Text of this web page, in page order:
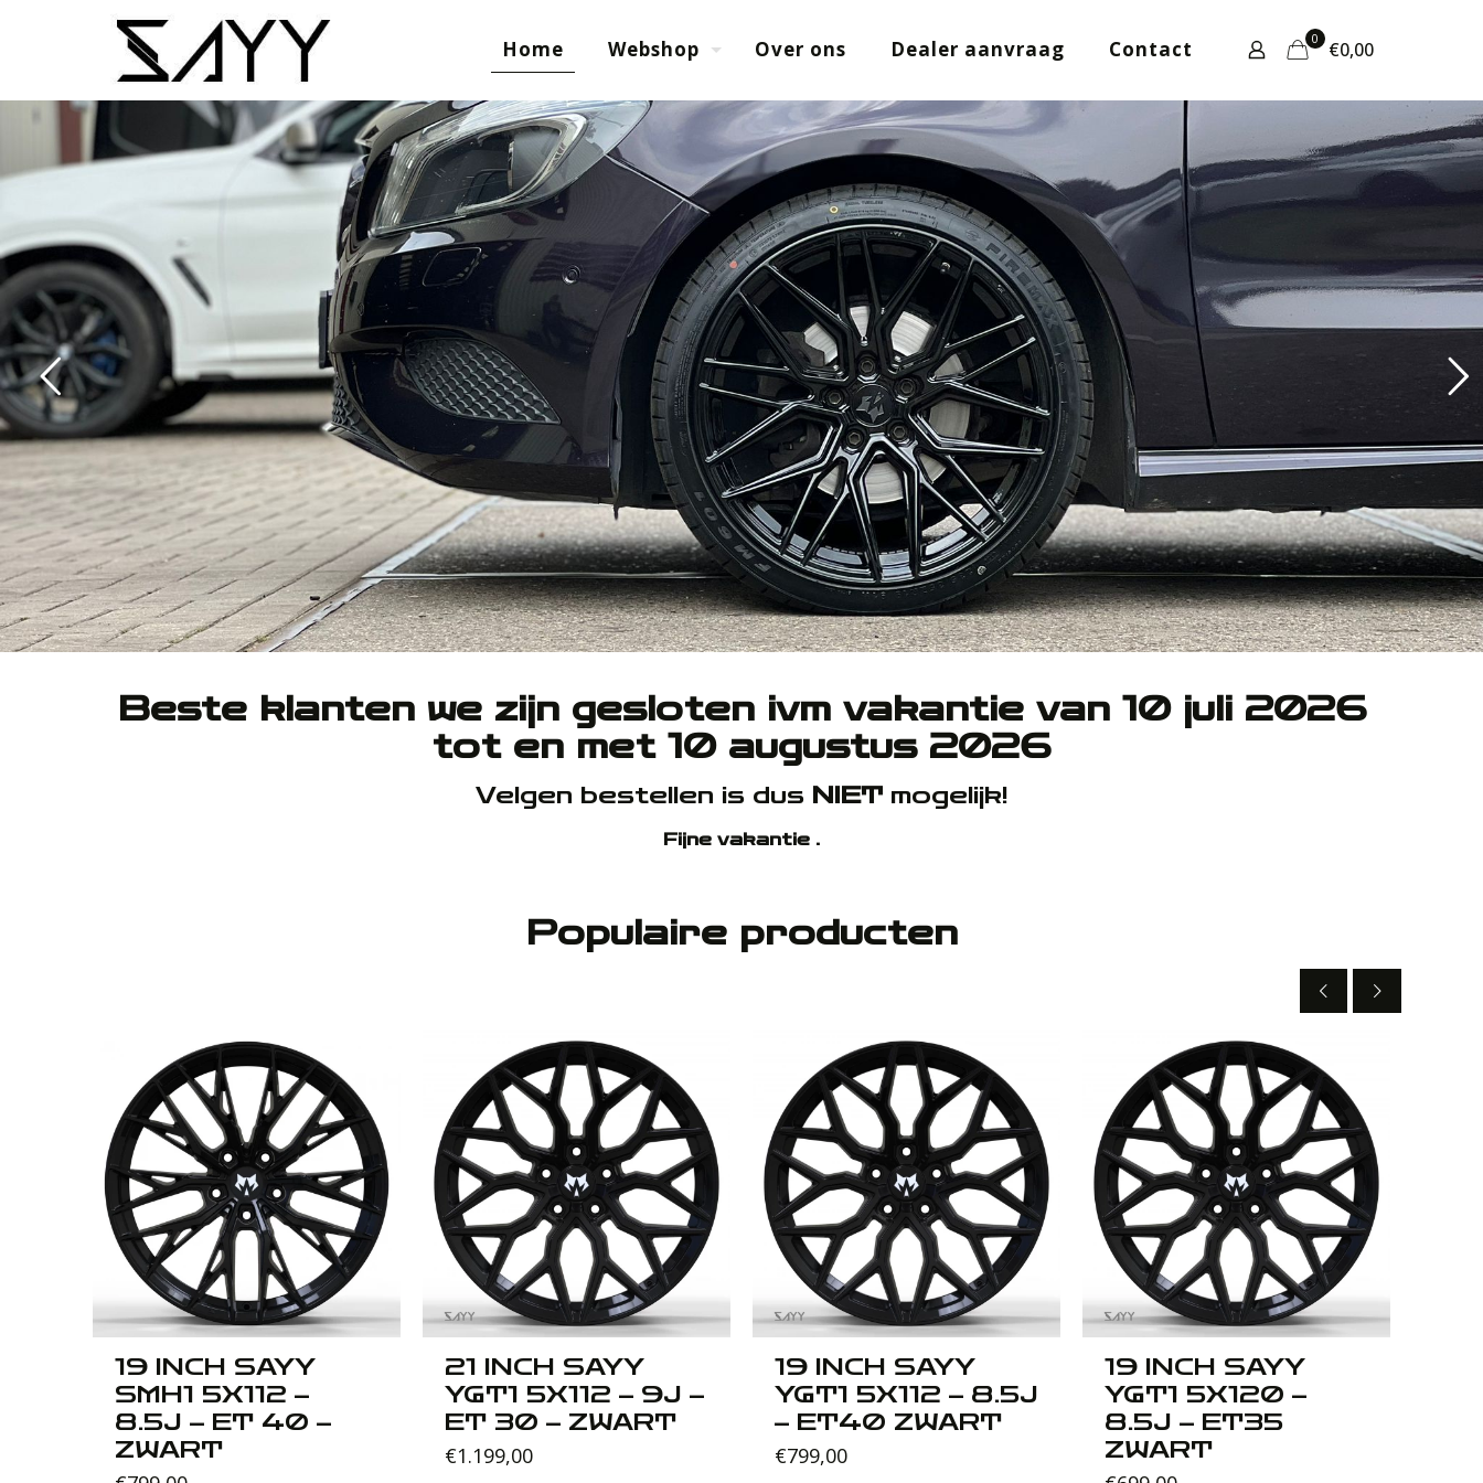
Home Webshop Over ons Dealer aanvraag Contact 0 €0,00
Beste klanten we zijn gesloten ivm vakantie van 10 juli 2026
tot en met 10 augustus 2026
Velgen bestellen is dus NIETmogelijk!
Fijne vakantie .
Populaire producten
19 INCH SAYY
SMH1 5X112 –
8.5J – ET 40 –
ZWART
21 INCH SAYY
YGT1 5X112 – 9J –
ET 30 – ZWART
€1.199,00
19 INCH SAYY
YGT1 5X112 – 8.5J
– ET40 ZWART
€799,00
19 INCH SAYY
YGT1 5X120 –
8.5J – ET35
ZWART